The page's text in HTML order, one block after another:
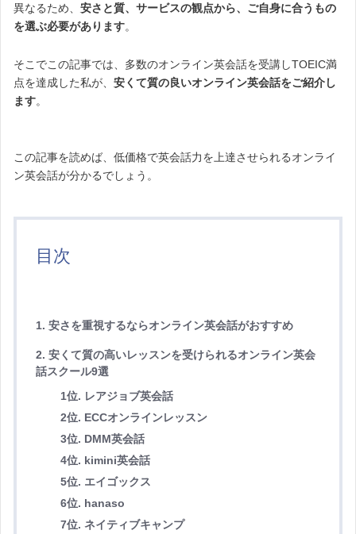
異なるため、 安さと質、サービスの観点から、ご自身に合うもの
を選ぶ必要があります。
そこでこの記事では、多数のオンライン英会話を受講しTOEIC満
点を達成した私が、 安くて質の良いオンライン英会話をご紹介し
ます。
この記事を読めば、低価格で英会話力を上達させられるオンライ
ン英会話が分かるでしょう。
目次
1. 安さを重視するならオンライン英会話がおすすめ
2. 安くて質の高いレッスンを受けられるオンライン英会
話スクール9選
1位. レアジョブ英会話
2位. ECCオンラインレッスン
3位. DMM英会話
4位. kimini英会話
5位. エイゴックス
6位. hanaso
7位. ネイティブキャンプ